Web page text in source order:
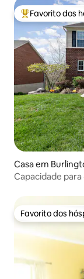
Favoritos dos
Favorito dos
Casa em
Capacidade para
Favorito dos
Favorito dos